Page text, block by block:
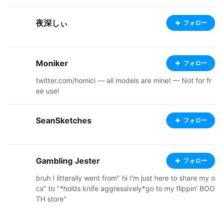
夜深しぃ フォロー
Moniker フォロー
twitter.com/homici — all models are mine! — Not for fr
ee use!
SeanSketches フォロー
Gambling Jester フォロー
bruh I litterally went from" hi I'm just here to share my o
cs" to "*holds knife aggressively*go to my flippin' BOO
TH store"